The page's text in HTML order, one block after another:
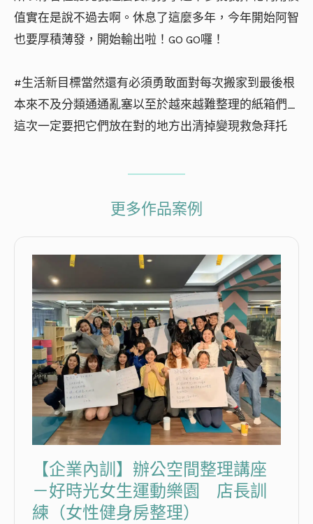
值實在是說不過去啊。休息了這麼多年，今年開始阿智
也要厚積薄發，開始輸出啦！GO GO囉！
#生活新目標當然還有必須勇敢面對每次搬家到最後根
本來不及分類通通亂塞以至於越來越難整理的紙箱們_
這次一定要把它們放在對的地方出清掉變現救急拜托
更多作品案例
【企業內訓】辦公空間整理講座
－好時光女生運動樂園 店長訓
練（女性健身房整理）